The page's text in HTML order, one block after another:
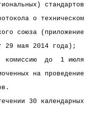
стандартов
о техническом
союза (приложение
29 мая 2014 года);
до  1 июля
на проведение
30 календарных